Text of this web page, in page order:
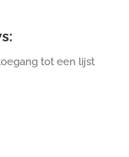
tot een lijst